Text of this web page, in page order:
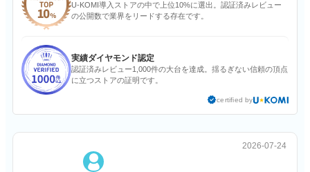
U-KOMI導入ストアの中で上位10%に選出。認証済みレビュー
の公開数で業界をリードする存在です。
実績ダイヤモンド認定
認証済みレビュー1,000件の大台を達成。揺るぎない信頼の頂点
に立つストアの証明です。
certified by
2026-07-24